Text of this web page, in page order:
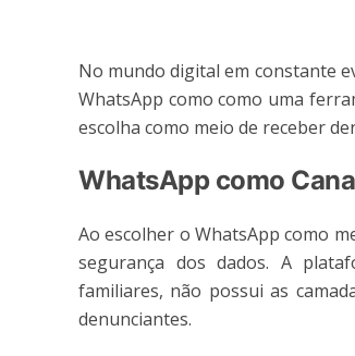
No mundo digital em constante
WhatsApp como como uma
escolha como meio de receber
WhatsApp como
Ao escolher o WhatsApp como
segurança dos dados. A
familiares, não possui as
denunciantes.